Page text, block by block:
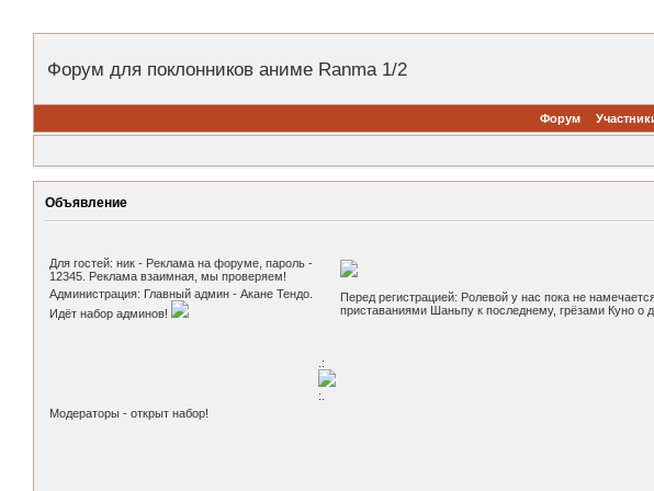
Форум для поклонников аниме Ranma 1/2
Форум
Объявление
Для гостей: ник - Реклама на форуме, пароль -
12345. Реклама взаимная, мы проверяем!
.:
:.
Администрация: Главный админ - Акане Тендо.
Идёт набор админов!
Перед регистрацией: Ролевой у нас пока не
приставаниями Шаньпу к последнему, грёзами Куно о
Модераторы - открыт набор!